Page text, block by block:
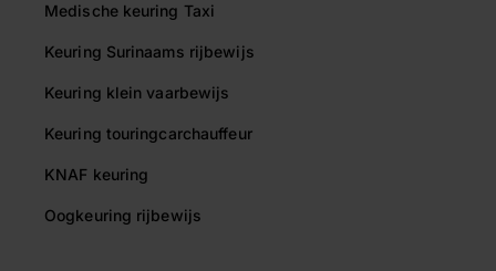
Medische keuring Taxi
Keuring Surinaams rijbewijs
Keuring klein vaarbewijs
Keuring touringcarchauffeur
KNAF keuring
Oogkeuring rijbewijs